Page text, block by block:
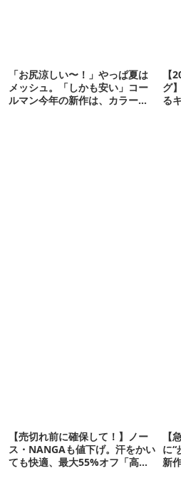
「お尻涼しい〜！」やっぱ夏は
メッシュ。「しかも安い」コー
ルマン今年の新作は、カラーも
【
グ
る
【売切れ前に確保して！】ノー
ス・NANGAも値下げ。汗をかい
ても快適、最大55%オフ「高機
に“
新